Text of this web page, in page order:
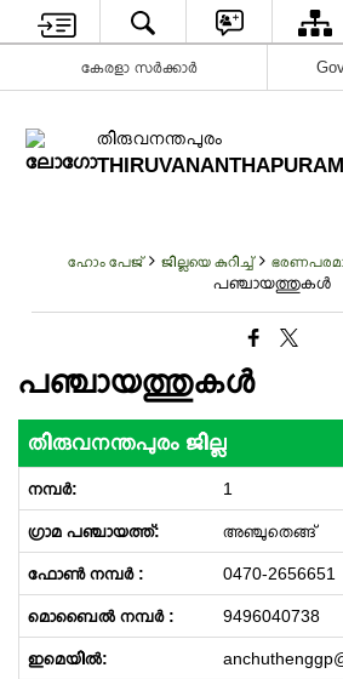
കേരളാ സർക്കാർ
തിരുവനന്തപുരം
THIRUVANANTHAPURAM
ഹോം പേജ് ജില്ലയെ കുറിച്ച്
പഞ്ചായത്തുകള്‍
പഞ്ചായത്തുകള്‍
തിരുവനന്തപുരം ജില്ല
1
അഞ്ചുതെങ്ങ്
0470-2656651
9496040738